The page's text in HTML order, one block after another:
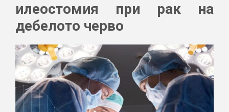
илеостомия при рак на
дебелото черво